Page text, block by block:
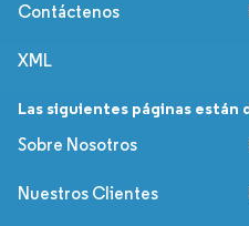
Contáctenos
XML
Las siguientes páginas están
Sobre Nosotros
Nuestros Clientes